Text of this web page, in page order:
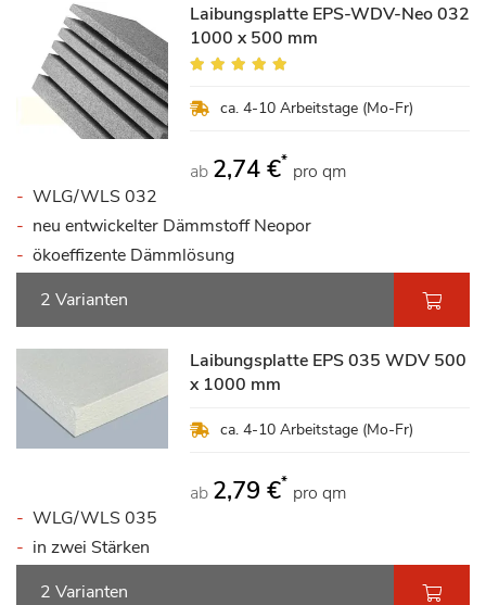
Laibungsplatte EPS-WDV-Neo 032
1000 x 500 mm
Bewertung:
ca. 4-10 Arbeitstage (Mo-Fr)
ab 2,74 €* pro qm
WLG/WLS 032
neu entwickelter Dämmstoff Neopor
ökoeffizente Dämmlösung
2 Varianten
Laibungsplatte EPS 035 WDV 500
x 1000 mm
ca. 4-10 Arbeitstage (Mo-Fr)
ab 2,79 €* pro qm
WLG/WLS 035
in zwei Stärken
2 Varianten